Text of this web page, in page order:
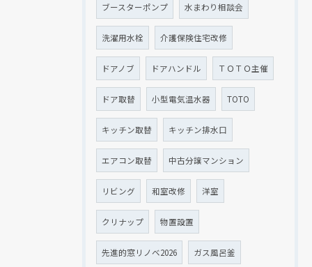
ブースターポンプ 水まわり相談会
洗濯用水栓 介護保険住宅改修
ドアノブ ドアハンドル ＴＯＴＯ主催
ドア取替 小型電気温水器 TOTO
キッチン取替 キッチン排水口
エアコン取替 中古分譲マンション
リビング 和室改修 洋室
クリナップ 物置設置
先進的窓リノベ2026 ガス風呂釜